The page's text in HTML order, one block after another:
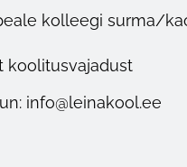
kolleegi surma/
koolitusvajadust
info@leinakool.ee